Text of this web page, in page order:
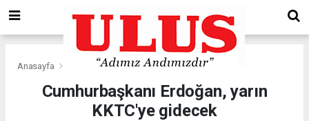
Anasayfa Gündem
Cumhurbaşkanı Erdoğan, yarın
KKTC'ye gidecek